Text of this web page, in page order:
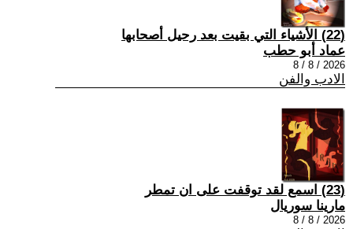
(22) الأشياء التي بقيت بعد رحيل أصحابها
عماد أبو حطب
2026 / 8 / 8
الادب والفن
(23) اسمع لقد توقفت على ان تمطر
مارينا سوريال
2026 / 8 / 8